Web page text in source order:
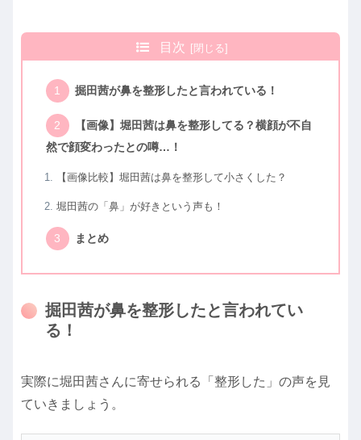
目次
掘田茜が鼻を整形したと言われている！
【画像】堀田茜は鼻を整形してる？横顔が不自
然で顔変わったとの噂…！
【画像比較】堀田茜は鼻を整形して小さくした？
堀田茜の「鼻」が好きという声も！
まとめ
掘田茜が鼻を整形したと言われてい
る！
実際に堀田茜さんに寄せられる「整形した」の声を見
ていきましょう。